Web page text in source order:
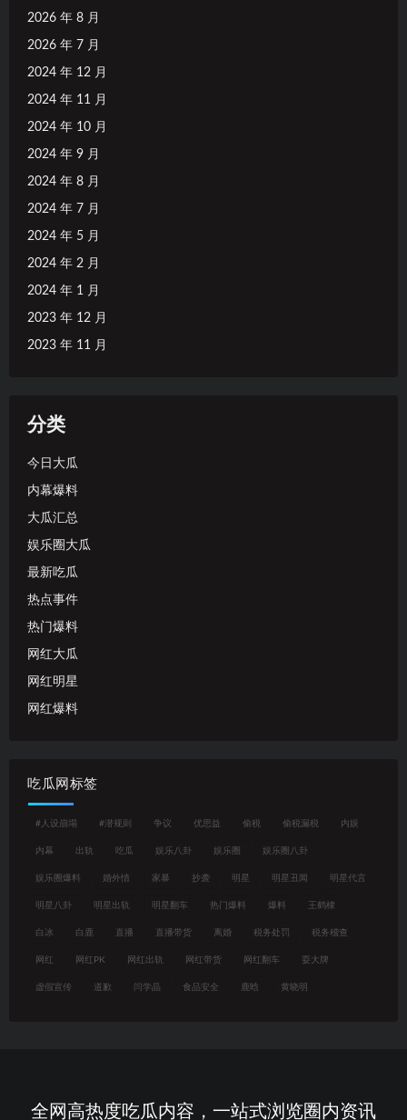
2026 年 8 月
2026 年 7 月
2024 年 12 月
2024 年 11 月
2024 年 10 月
2024 年 9 月
2024 年 8 月
2024 年 7 月
2024 年 5 月
2024 年 2 月
2024 年 1 月
2023 年 12 月
2023 年 11 月
分类
今日大瓜
内幕爆料
大瓜汇总
娱乐圈大瓜
最新吃瓜
热点事件
热门爆料
网红大瓜
网红明星
网红爆料
吃瓜网标签
#人设崩塌 #潜规则 争议 优思益 偷税 偷税漏税 内娱
内幕 出轨 吃瓜 娱乐八卦 娱乐圈 娱乐圈八卦
娱乐圈爆料 婚外情 家暴 抄袭 明星 明星丑闻 明星代言
明星八卦 明星出轨 明星翻车 热门爆料 爆料 王鹤棣
白冰 白鹿 直播 直播带货 离婚 税务处罚 税务稽查
网红 网红PK 网红出轨 网红带货 网红翻车 耍大牌
虚假宣传 道歉 闫学晶 食品安全 鹿晗 黄晓明
全网高热度吃瓜内容，一站式浏览圈内资讯